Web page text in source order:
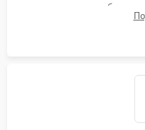
сопротивления
считывание кодов